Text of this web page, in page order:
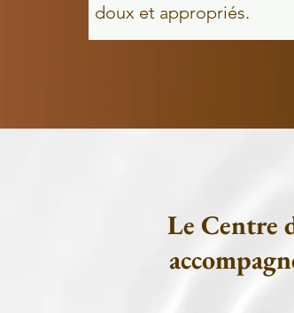
doux et appropriés.
Le Centre